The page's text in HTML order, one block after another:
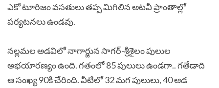
ఎకో టూరిజం వసతులు తప్ప మిగిలిన అటవీ ప్రాంతాల్లో
పర్యటనలు ఉండవు.
నల్లమల అడవిలో నాగార్జున సాగర్‌-శ్రీశైలం పులుల
అభయారణ్యం ఉంది. గతంలో 85 పులులు ఉండగా.. గతేడాది
ఆ సంఖ్య 90కి చేరింది. వీటిలో 32 మగ పులులు, 40 ఆడ